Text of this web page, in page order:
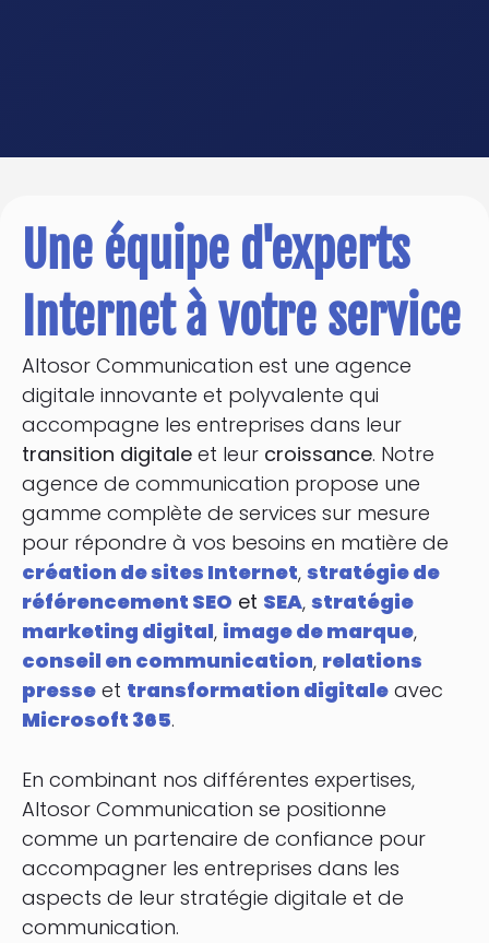
Une équipe d'experts
Internet à votre service
Altosor Communication est une agence
digitale innovante et polyvalente qui
accompagne les entreprises dans leur
transition digitale et leur croissance. Notre
agence de communication propose une
gamme complète de services sur mesure
pour répondre à vos besoins en matière de
création de sites Internet, stratégie de
référencement SEO et SEA, stratégie
marketing digital, image de marque,
conseil en communication, relations
presse et transformation digitale avec
Microsoft 365.
En combinant nos différentes expertises,
Altosor Communication se positionne
comme un partenaire de confiance pour
accompagner les entreprises dans les
aspects de leur stratégie digitale et de
communication.